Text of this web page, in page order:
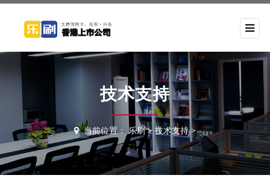
技术支持
当前位置： 乐刷> 技术支持>